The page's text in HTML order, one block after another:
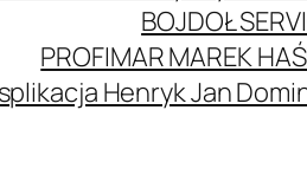
BOJDOŁ
PROFIMAR MAREK
Henryk Jan